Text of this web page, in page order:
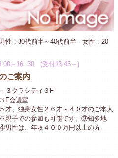
男性：30代前半～40代前半 女性：20
～16 :30 (受付13:45～)
ご案内
３クラシティ３F
F会議室
、独身女性２６才～４０才のご本人
親子での参加も可能です。③知多地
男性は、年収４００万円以上の方